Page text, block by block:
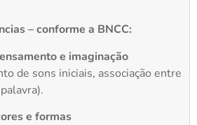
– conforme a BNCC:
e imaginação
de sons iniciais, associação entre
e formas